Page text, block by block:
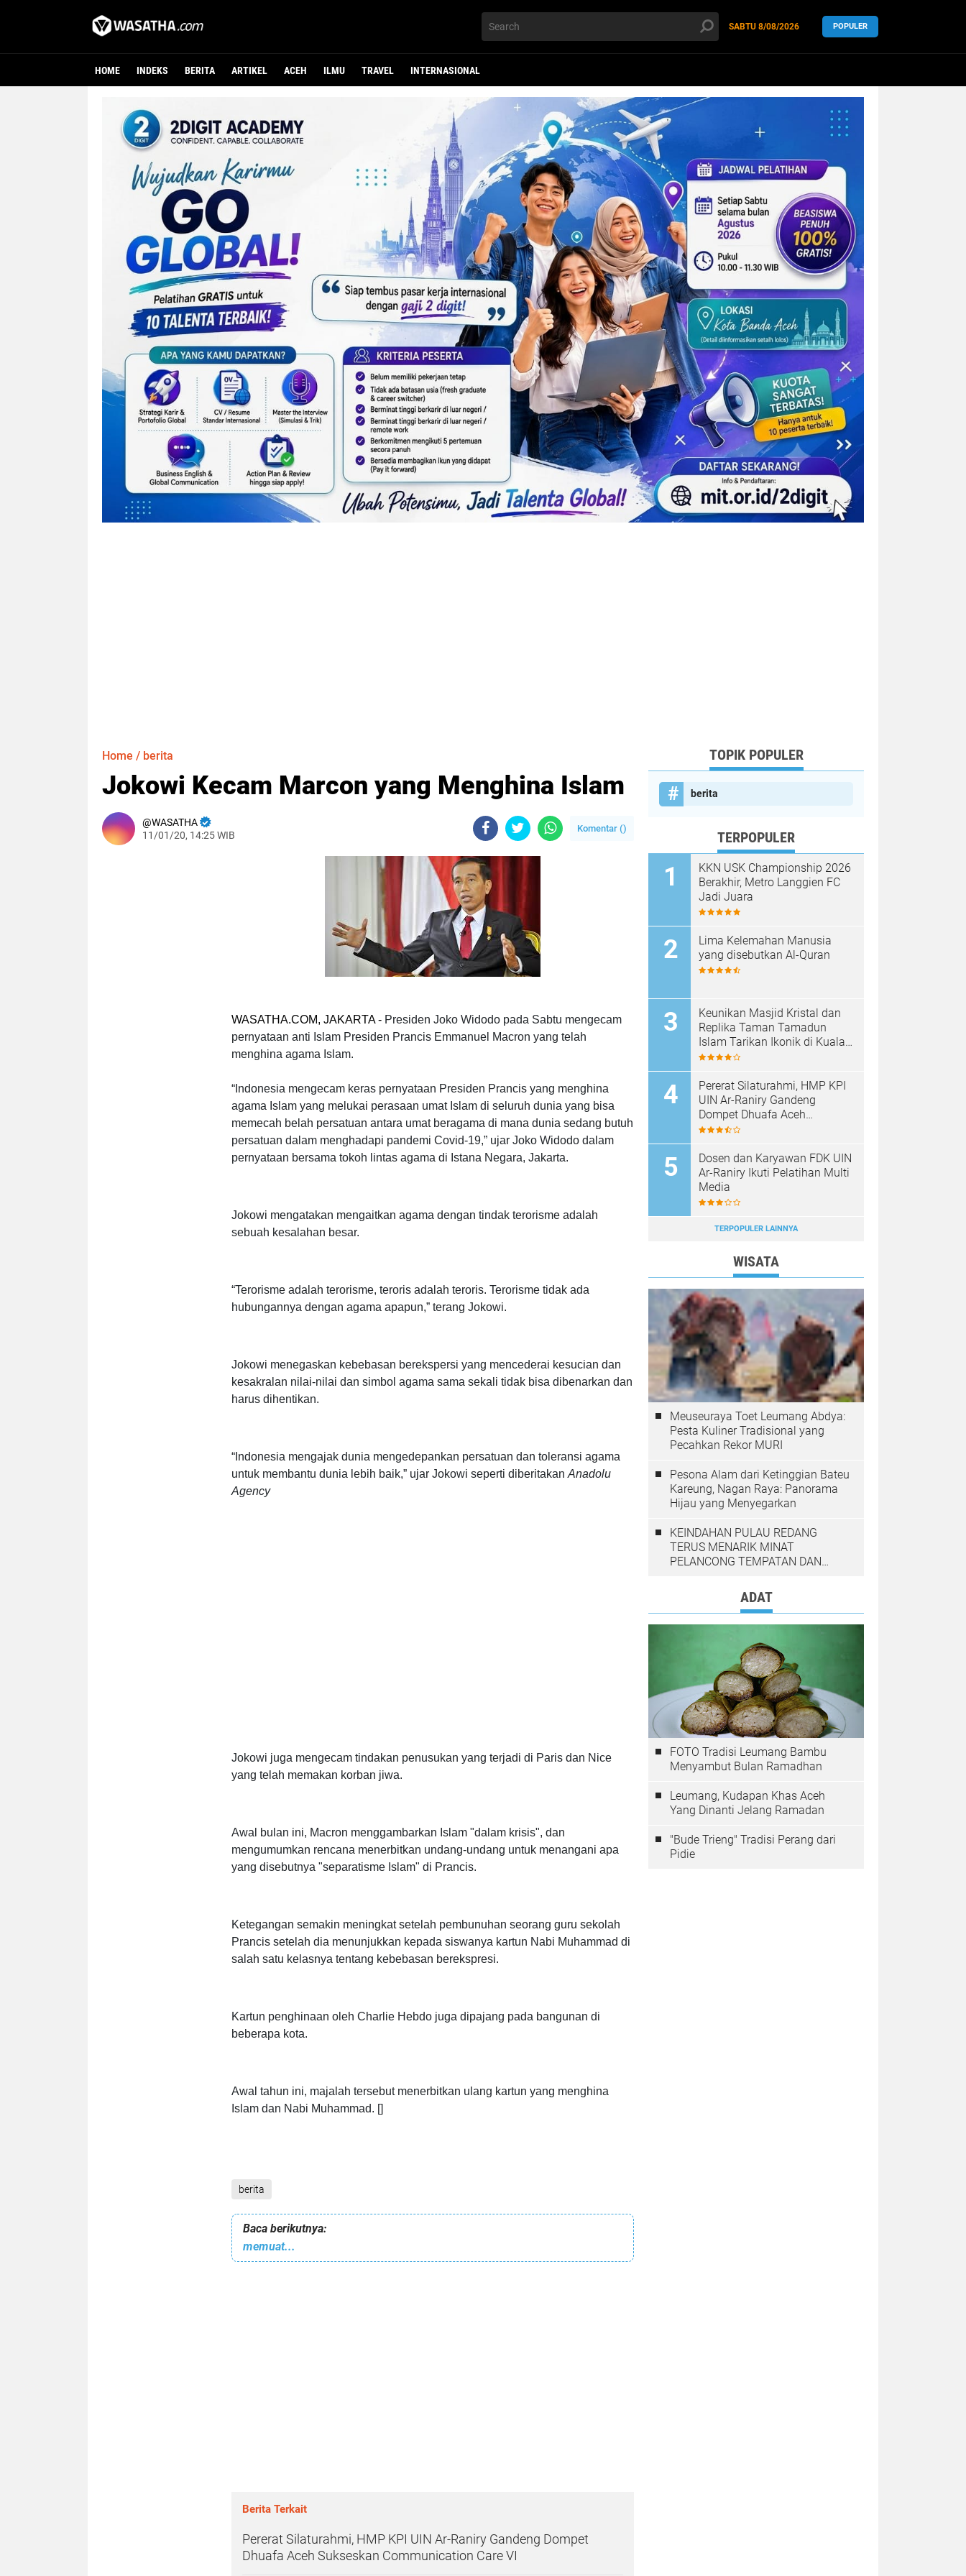
SABTU 8/08/2026 POPULER
HOME INDEKS BERITA ARTIKEL ACEH ILMU TRAVEL INTERNASIONAL
Home / berita
Jokowi Kecam Marcon yang Menghina Islam
WASATHA
11/01/20, 14:25 WIB
Komentar ()
WASATHA.COM, JAKARTA- Presiden Joko Widodo pada Sabtu mengecam
pernyataan anti Islam Presiden Prancis Emmanuel Macron yang telah
menghina agama Islam.
“Indonesia mengecam keras pernyataan Presiden Prancis yang menghina
agama Islam yang melukai perasaan umat Islam di seluruh dunia yang bisa
memecah belah persatuan antara umat beragama di mana dunia sedang butuh
persatuan dalam menghadapi pandemi Covid-19,” ujar Joko Widodo dalam
pernyataan bersama tokoh lintas agama di Istana Negara, Jakarta.
Jokowi mengatakan mengaitkan agama dengan tindak terorisme adalah
sebuah kesalahan besar.
“Terorisme adalah terorisme, teroris adalah teroris. Terorisme tidak ada
hubungannya dengan agama apapun,” terang Jokowi.
Jokowi menegaskan kebebasan berekspersi yang mencederai kesucian dan
kesakralan nilai-nilai dan simbol agama sama sekali tidak bisa dibenarkan dan
harus dihentikan.
“Indonesia mengajak dunia mengedepankan persatuan dan toleransi agama
untuk membantu dunia lebih baik,” ujar Jokowi seperti diberitakan Anadolu
Agency
Jokowi juga mengecam tindakan penusukan yang terjadi di Paris dan Nice
yang telah memakan korban jiwa.
Awal bulan ini, Macron menggambarkan Islam "dalam krisis", dan
mengumumkan rencana menerbitkan undang-undang untuk menangani apa
yang disebutnya "separatisme Islam" di Prancis.
Ketegangan semakin meningkat setelah pembunuhan seorang guru sekolah
Prancis setelah dia menunjukkan kepada siswanya kartun Nabi Muhammad di
salah satu kelasnya tentang kebebasan berekspresi.
Kartun penghinaan oleh Charlie Hebdo juga dipajang pada bangunan di
beberapa kota.
Awal tahun ini, majalah tersebut menerbitkan ulang kartun yang menghina
Islam dan Nabi Muhammad. []
berita
Baca berikutnya:
memuat...
Berita Terkait
Pererat Silaturahmi, HMP KPI UIN Ar-Raniry Gandeng Dompet
Dhuafa Aceh Sukseskan Communication Care VI
TOPIK POPULER
berita
TERPOPULER
KKN USK Championship 2026
Berakhir, Metro Langgien FC
Jadi Juara
Lima Kelemahan Manusia
yang disebutkan Al-Quran
Keunikan Masjid Kristal dan
Replika Taman Tamadun
Islam Tarikan Ikonik di Kuala
Terengganu, Malaysia
Pererat Silaturahmi, HMP KPI
UIN Ar-Raniry Gandeng
Dompet Dhuafa Aceh
Sukseskan Communication
Dosen dan Karyawan FDK UIN
Ar-Raniry Ikuti Pelatihan Multi
Media
TERPOPULER LAINNYA
WISATA
Meuseuraya Toet Leumang Abdya:
Pesta Kuliner Tradisional yang
Pecahkan Rekor MURI
Pesona Alam dari Ketinggian Bateu
Kareung, Nagan Raya: Panorama
Hijau yang Menyegarkan
KEINDAHAN PULAU REDANG
TERUS MENARIK MINAT
PELANCONG TEMPATAN DAN
ADAT
FOTO Tradisi Leumang Bambu
Menyambut Bulan Ramadhan
Leumang, Kudapan Khas Aceh
Yang Dinanti Jelang Ramadan
"Bude Trieng" Tradisi Perang dari
Pidie